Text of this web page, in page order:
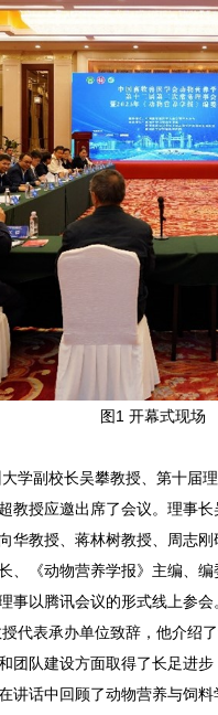
图1 开幕式现场
学副校长吴攀教授、第十届
教授应邀出席了会议。理事
华教授、蒋林树教授、周志
、《动物营养学报》主编、
事以腾讯会议的形式线上参会
代表承办单位致辞，他介绍
团队建设方面取得了长足进
讲话中回顾了动物营养与饲